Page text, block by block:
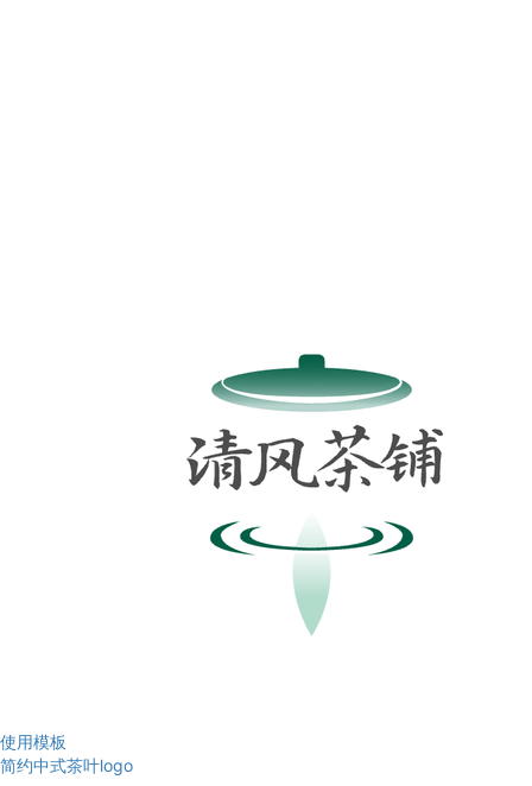
使用模板
简约中式茶叶logo